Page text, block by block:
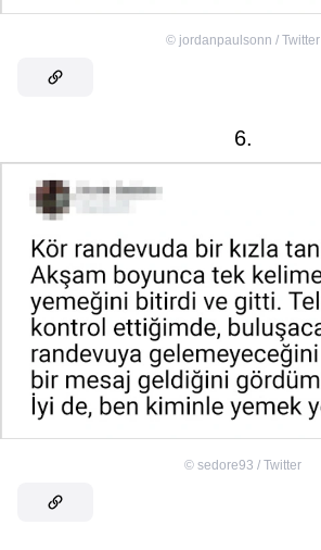
© jordanpaulsonn / Twitter
6.
© sedore93 / Twitter